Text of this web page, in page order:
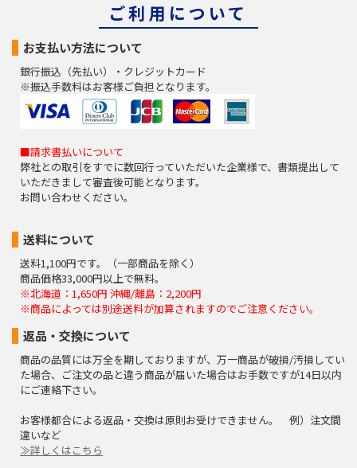
（１０）個人情報の任意性について
皆様方が弊社に提供する個人情報は、基本的に任意の提供と致し
正な手続き等の処理又は迅速な連絡等の対応が出来ず、皆様方に
不利益を生じる場合があります。
（１１）個人情報保護方針
2009年9月1日制定
2020年11月1日改定
株式会社 システムグラフィ 代表取締役 児玉修一
ご利用について
お支払い方法について
銀行振込（先払い）・クレジットカード
※振込手数料はお客様ご負担となります。
■請求書払いについて
弊社との取引をすでに数回行っていただいた企業様で、書類提出して
いただきまして審査後可能となります。
お問い合わせください。
送料について
送料1,100円です。（一部商品を除く）
商品価格33,000円以上で無料。
※北海道：1,650円 沖縄/離島：2,200円
※商品によっては別途送料が加算されますのでご注意ください。
返品・交換について
商品の品質には万全を期しておりますが、万一商品が破損/汚損してい
た場合、ご注文の品と違う商品が届いた場合はお手数ですが14日以内
にご連絡下さい。
お客様都合による返品・交換は原則お受けできません。 例）注文間
違いなど
≫詳しくはこちら